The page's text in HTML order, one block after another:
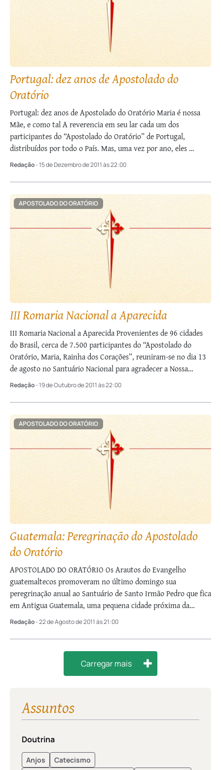
Portugal: dez anos de Apostolado do
Oratório
Portugal: dez anos de Apostolado do Oratório Maria é nossa
Mãe, e como tal A reverencia em seu lar cada um dos
participantes do “Apostolado do Oratório” de Portugal,
distribuídos por todo o País. Mas, uma vez por ano, eles …
Redação- 15 de Dezembro de 2011 às 22:00
APOSTOLADO DO ORATÓRIO
III Romaria Nacional a Aparecida
III Romaria Nacional a Aparecida Provenientes de 96 cidades
do Brasil, cerca de 7.500 participantes do “Apostolado do
Oratório, Maria, Rainha dos Corações”, reuniram-se no dia 13
de agosto no Santuário Nacional para agradecer a Nossa
Senhora Aparecida todas as …
Redação- 19 de Outubro de 2011 às 22:00
APOSTOLADO DO ORATÓRIO
Guatemala: Peregrinação do Apostolado
do Oratório
APOSTOLADO DO ORATÓRIO Os Arautos do Evangelho
guatemaltecos promoveram no último domingo sua
peregrinação anual ao Santuário de Santo Irmão Pedro que fica
em Antigua Guatemala, uma pequena cidade próxima da
capital do país. Os peregrinos eram cerca de mil …
Redação- 22 de Agosto de 2011 às 21:00
Carregar mais
Assuntos
Doutrina
Anjos Catecismo